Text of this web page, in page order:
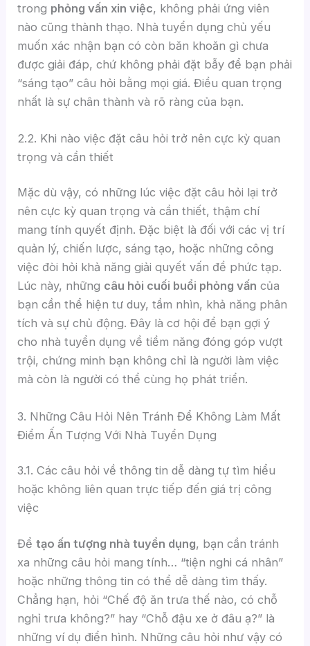
trong phỏng vấn xin việc, không phải ứng viên
nào cũng thành thạo. Nhà tuyển dụng chủ yếu
muốn xác nhận bạn có còn băn khoăn gì chưa
được giải đáp, chứ không phải đặt bẫy để bạn phải
“sáng tạo” câu hỏi bằng mọi giá. Điều quan trọng
nhất là sự chân thành và rõ ràng của bạn.
2.2. Khi nào việc đặt câu hỏi trở nên cực kỳ quan
trọng và cần thiết
Mặc dù vậy, có những lúc việc đặt câu hỏi lại trở
nên cực kỳ quan trọng và cần thiết, thậm chí
mang tính quyết định. Đặc biệt là đối với các vị trí
quản lý, chiến lược, sáng tạo, hoặc những công
việc đòi hỏi khả năng giải quyết vấn đề phức tạp.
Lúc này, những câu hỏi cuối buổi phỏng vấn của
bạn cần thể hiện tư duy, tầm nhìn, khả năng phân
tích và sự chủ động. Đây là cơ hội để bạn gợi ý
cho nhà tuyển dụng về tiềm năng đóng góp vượt
trội, chứng minh bạn không chỉ là người làm việc
mà còn là người có thể cùng họ phát triển.
3. Những Câu Hỏi Nên Tránh Để Không Làm Mất
Điểm Ấn Tượng Với Nhà Tuyển Dụng
3.1. Các câu hỏi về thông tin dễ dàng tự tìm hiểu
hoặc không liên quan trực tiếp đến giá trị công
việc
Đểtạo ấn tượng nhà tuyển dụng, bạn cần tránh
xa những câu hỏi mang tính… “tiện nghi cá nhân”
hoặc những thông tin có thể dễ dàng tìm thấy.
Chẳng hạn, hỏi “Chế độ ăn trưa thế nào, có chỗ
nghỉ trưa không?” hay “Chỗ đậu xe ở đâu ạ?” là
những ví dụ điển hình. Những câu hỏi như vậy có